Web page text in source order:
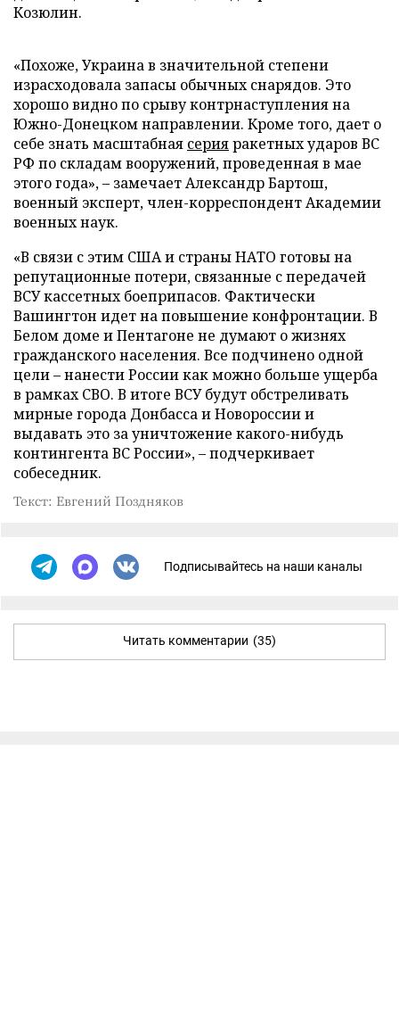
Козюлин.
«Похоже, Украина в значительной степени
израсходовала запасы обычных снарядов. Это
хорошо видно по срыву контрнаступления на
Южно-Донецком направлении. Кроме того, дает о
себе знать масштабная серияракетных ударов ВС
РФ по складам вооружений, проведенная в мае
этого года», – замечает Александр Бартош,
военный эксперт, член-корреспондент Академии
военных наук.
«В связи с этим США и страны НАТО готовы на
репутационные потери, связанные с передачей
ВСУ кассетных боеприпасов. Фактически
Вашингтон идет на повышение конфронтации. В
Белом доме и Пентагоне не думают о жизнях
гражданского населения. Все подчинено одной
цели – нанести России как можно больше ущерба
в рамках СВО. В итоге ВСУ будут обстреливать
мирные города Донбасса и Новороссии и
выдавать это за уничтожение какого-нибудь
контингента ВС России», – подчеркивает
собеседник.
Текст: Евгений Поздняков
Подписывайтесь на наши каналы
Читать комментарии (35)